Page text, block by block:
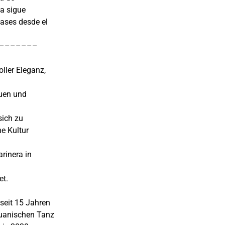
sigue
desde el
Eleganz,
und
zu
Kultur
in
15 Jahren
Tanz